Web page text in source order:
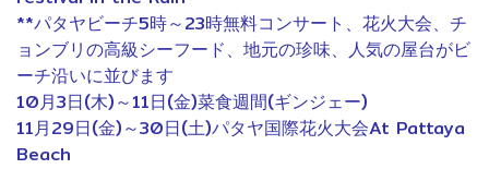
**パタヤビーチ5時～23時無料コンサート、花火大会、チ
ョンブリの高級シーフード、地元の珍味、人気の屋台がビ
ーチ沿いに並びます
10月3日(木)～11日(金)菜食週間(ギンジェー)
11月29日(金)～30日(土)パタヤ国際花火大会At Pattaya
Beach